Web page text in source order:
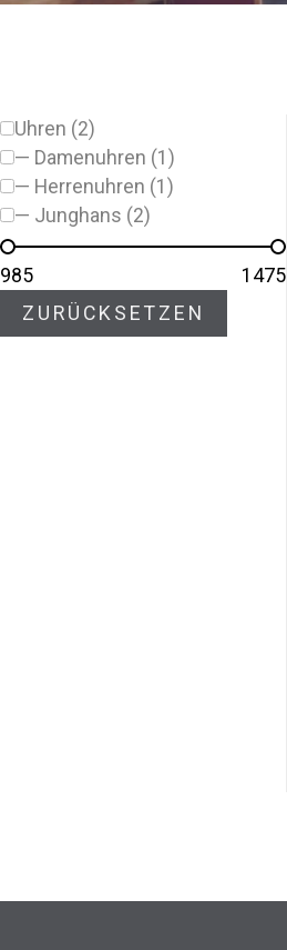
Uhren (2)
— Damenuhren (1)
— Herrenuhren (1)
— Junghans (2)
985
1475
ZURÜCKSETZEN